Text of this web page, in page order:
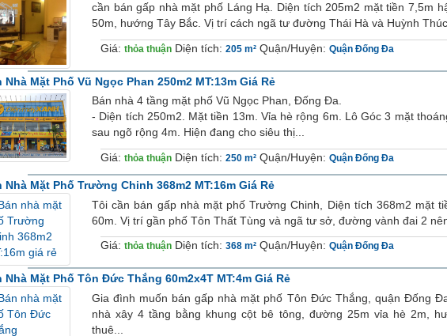
cần bán gấp nhà mặt phố Láng Hạ. Diện tích 205m2 mặt tiền 7,5m
50m, hướng Tây Bắc. Vị trí cách ngã tư đường Thái Hà và Huỳnh
Giá: thỏa thuận Diện tích: 205 m² Quận/Huyện: Quận Đống Đa
Nhà Mặt Phố Vũ Ngọc Phan 250m2 MT:13m Giá Rẻ
Bán nhà 4 tầng mặt phố Vũ Ngọc Phan, Đống Đa.
- Diện tích 250m2. Mặt tiền 13m. Vỉa hè rộng 6m. Lô Góc 3 mặt
sau ngõ rộng 4m. Hiện đang cho siêu thị...
Giá: thỏa thuận Diện tích: 250 m² Quận/Huyện: Quận Đống Đa
Nhà Mặt Phố Trường Chinh 368m2 MT:16m Giá Rẻ
Tôi cần bán gấp nhà mặt phố Trường Chinh, Diện tích 368m2 mặt
60m. Vị trí gần phố Tôn Thất Tùng và ngã tư sở, đường vành đai 2 nên
Giá: thỏa thuận Diện tích: 368 m² Quận/Huyện: Quận Đống Đa
Nhà Mặt Phố Tôn Đức Thắng 60m2x4T MT:4m Giá Rẻ
Gia đình muốn bán gấp nhà mặt phố Tôn Đức Thắng, quận Đống
nhà xây 4 tầng bằng khung cột bê tông, đường 25m vỉa hè 2m,
thuê...